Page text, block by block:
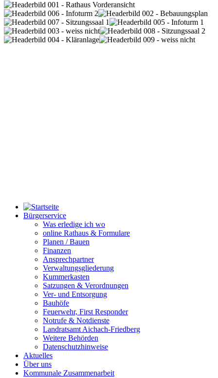
Bürgerservice
Was erledige ich wo
online Rathaus & Formulare
Planen / Bauen
Finanzen
Ansprechpartner
Verwaltungsgliederung
Kummerkasten
Satzungen & Verordnungen
Ver- und Entsorgung
Bauhöfe
Feuerwehr, First Responder
Notrufe & Notdienste
Landratsamt Aichach-Friedberg
Weitere Behörden
Datenschutzhinweise
Aktuelles
Über uns
Kommunale Zusammenarbeit